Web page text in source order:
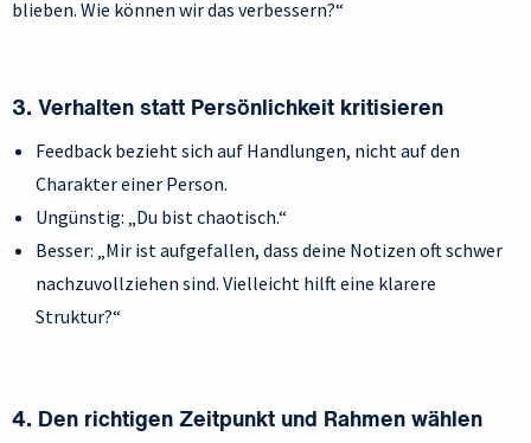
blieben. Wie können wir das verbessern?“
3. Verhalten statt Persönlichkeit kritisieren
Feedback bezieht sich auf Handlungen, nicht auf den
Charakter einer Person.
Ungünstig: „Du bist chaotisch.“
Besser: „Mir ist aufgefallen, dass deine Notizen oft schwer
nachzuvollziehen sind. Vielleicht hilft eine klarere
Struktur?“
4. Den richtigen Zeitpunkt und Rahmen wählen